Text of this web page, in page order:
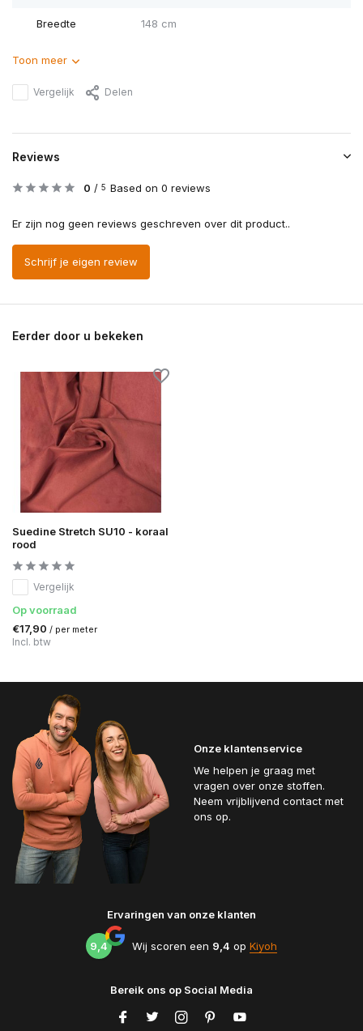
Breedte 148 cm
Toon meer
Vergelijk Delen
Reviews
0 / 5 Based on 0 reviews
Er zijn nog geen reviews geschreven over dit product..
Schrijf je eigen review
Eerder door u bekeken
Suedine Stretch SU10 - koraal
rood
Vergelijk
Op voorraad
€17,90 / per meter
Incl. btw
Onze klantenservice
We helpen je graag met
vragen over onze stoffen.
Neem vrijblijvend contact met
ons op.
Ervaringen van onze klanten
9,4 Wij scoren een 9,4 op Kiyoh
Bereik ons op Social Media